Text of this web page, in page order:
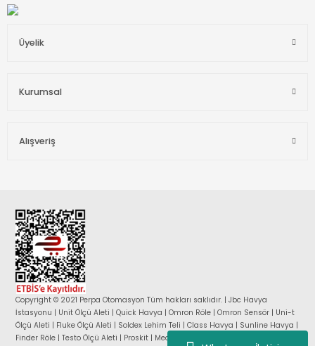
Üyelik
Kurumsal
Alışveriş
Copyright © 2021 Perpa Otomasyon Tüm hakları saklıdır. | Jbc Havya
İstasyonu | Unit Ölçü Aleti | Quick Havya | Omron Röle | Omron Sensör | Uni-t
Ölçü Aleti | Fluke Ölçü Aleti | Soldex Lehim Teli | Class Havya | Sunline Havya |
Finder Röle | Testo Ölçü Aleti | Proskit | Mean Well Güç Kaynağı |